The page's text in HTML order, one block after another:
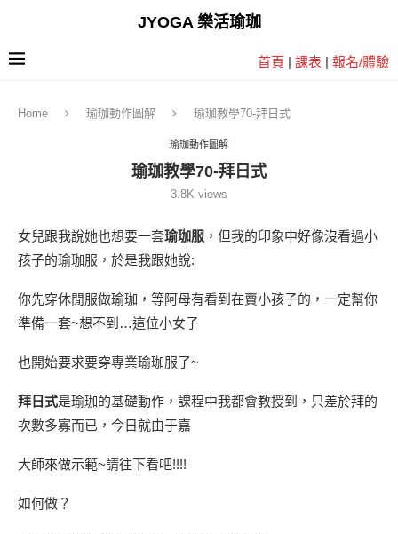
JYOGA 樂活瑜珈
首頁 | 課表 | 報名/體驗
Home 瑜珈動作圖解 瑜珈教學70-拜日式
瑜珈動作圖解
瑜珈教學70-拜日式
3.8K views
女兒跟我說她也想要一套瑜珈服 ，但我的印象中好像沒看過小
孩子的瑜珈服，於是我跟她說:
你先穿休閒服做瑜珈，等阿母有看到在賣小孩子的，一定幫你
準備一套~想不到…這位小女子
也開始要求要穿專業瑜珈服了~
拜日式是瑜珈的基礎動作，課程中我都會教授到，只差於拜的
次數多寡而已，今日就由于嘉
大師來做示範~請往下看吧!!!!
如何做？